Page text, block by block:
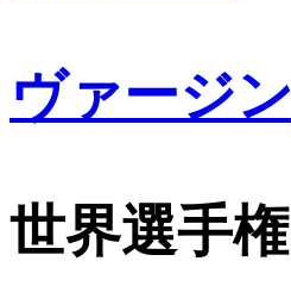
ヴァージン
世界選手権